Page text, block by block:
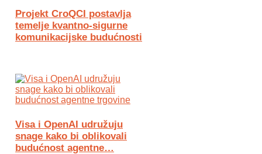
Projekt CroQCI postavlja
temelje kvantno-sigurne
komunikacijske budućnosti
Visa i OpenAI udružuju
snage kako bi oblikovali
budućnost agentne…